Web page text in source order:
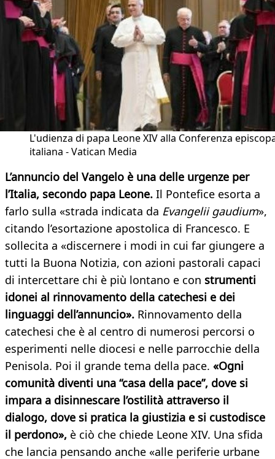
L'udienza di papa Leone XIV alla Conferenza
italiana - Vatican Media
L’annuncio del Vangelo è una delle urgenze per
l’Italia, secondo papa Leone. Il Pontefice esorta a
farlo sulla «strada indicata da Evangelii gaudium»,
citando l’esortazione apostolica di Francesco. E
sollecita a «discernere i modi in cui far giungere a
tutti la Buona Notizia, con azioni pastorali capaci
di intercettare chi è più lontano e con strumenti
idonei al rinnovamento della catechesi e dei
linguaggi dell’annuncio». Rinnovamento della
catechesi che è al centro di numerosi percorsi o
esperimenti nelle diocesi e nelle parrocchie della
Penisola. Poi il grande tema della pace. «Ogni
comunità diventi una “casa della pace”, dove si
impara a disinnescare l’ostilità attraverso il
dialogo, dove si pratica la giustizia e si custodisce
il perdono», è ciò che chiede Leone XIV. Una sfida
che lancia pensando anche «alle periferie urbane